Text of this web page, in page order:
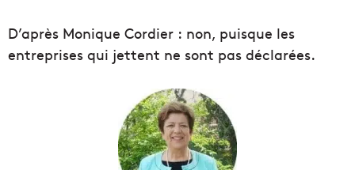
D’après Monique Cordier : non, puisque les
entreprises qui jettent ne sont pas déclarées.